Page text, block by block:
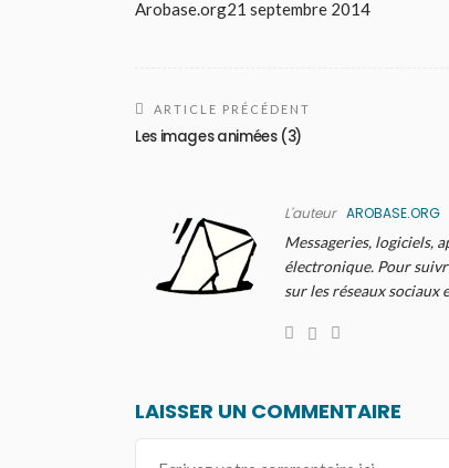
Arobase.org21 septembre 2014
ARTICLE PRÉCÉDENT
Les images animées (3)
L'auteur AROBASE.ORG
Messageries, logiciels,
électronique. Pour
sur les réseaux sociaux
LAISSER UN COMMENTAIRE